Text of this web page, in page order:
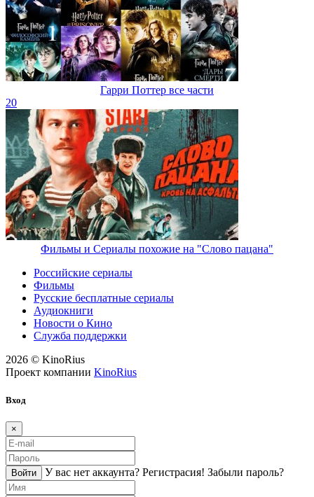
Гарри Поттер все части
20
Фильмы и Сериалы похожие на "Слово пацана"
Российские сериалы
Фильмы
Русские бесплатные сериалы
Аудиокниги
Новости о Кино
Служба поддержки
2026 © KinoRius
Проект компании KinoRius
Вход
×
Войти У вас нет аккаунта? Регистраcия! Забыли пароль?